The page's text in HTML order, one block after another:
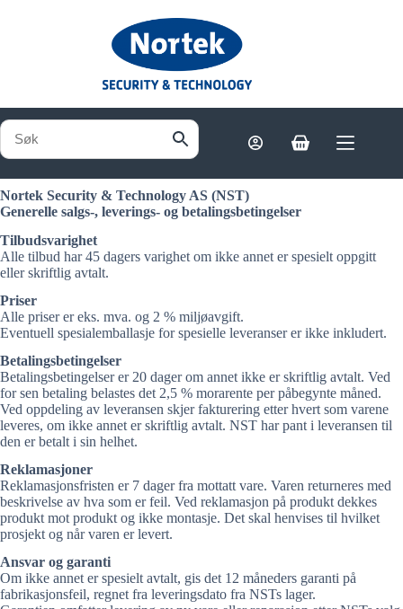
Handlekurv
Nortek Security & Technology AS (NST)
Generelle salgs-, leverings- og betalingsbetingelser
Tilbudsvarighet
Alle tilbud har 45 dagers varighet om ikke annet er spesielt oppgitt
eller skriftlig avtalt.
Priser
Alle priser er eks. mva. og 2 % miljøavgift.
Eventuell spesialemballasje for spesielle leveranser er ikke inkludert.
Betalingsbetingelser
Betalingsbetingelser er 20 dager om annet ikke er skriftlig avtalt. Ved
for sen betaling belastes det 2,5 % morarente per påbegynte måned.
Ved oppdeling av leveransen skjer fakturering etter hvert som varene
leveres, om ikke annet er skriftlig avtalt. NST har pant i leveransen til
den er betalt i sin helhet.
Reklamasjoner
Reklamasjonsfristen er 7 dager fra mottatt vare. Varen returneres med
beskrivelse av hva som er feil. Ved reklamasjon på produkt dekkes
produkt mot produkt og ikke montasje. Det skal henvises til hvilket
prosjekt og når varen er levert.
Ansvar og garanti
Om ikke annet er spesielt avtalt, gis det 12 måneders garanti på
fabrikasjonsfeil, regnet fra leveringsdato fra NSTs lager.